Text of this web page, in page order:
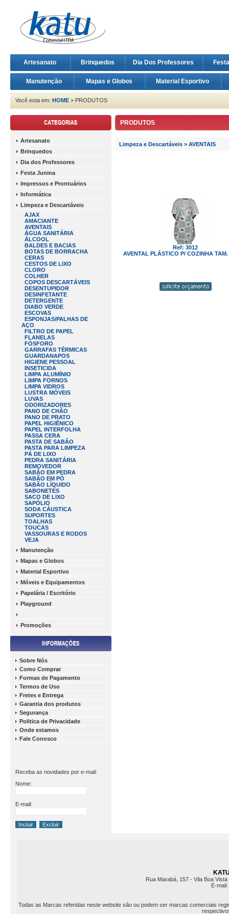
Artesanato Brinquedos Dia Dos Professores
Manutenção Mapas e Globos Material Esportivo
Você esta em: HOME > PRODUTOS
Artesanato
Brinquedos
Dia dos Professores
Festa Junina
Impressos e Prontuários
Informática
Limpeza e Descartáveis
AJAX
AMACIANTE
AVENTAIS
ÁGUA SANITÁRIA
ÁLCOOL
BALDES E BACIAS
BOTAS DE BORRACHA
CERAS
CESTOS DE LIXO
CLORO
COLHER
COPOS DESCARTÁVEIS
DESENTUPIDOR
DESINFETANTE
DETERGENTE
DIABO VERDE
ESCOVAS
ESPONJAS/PALHAS DE
AÇO
FILTRO DE PAPEL
FLANELAS
FÓSFORO
GARRAFAS TÉRMICAS
GUARDANAPOS
HIGIENE PESSOAL
INSETICIDA
LIMPA ALUMÍNIO
LIMPA FORNOS
LIMPA VIDROS
LUSTRA MÓVEIS
LUVAS
ODORIZADORES
PANO DE CHÃO
PANO DE PRATO
PAPEL HIGIÊNICO
PAPEL INTERFOLHA
PASSA CERA
PASTA DE SABÃO
PASTA PARA LIMPEZA
PÁ DE LIXO
PEDRA SANITÁRIA
REMOVEDOR
SABÃO EM PEDRA
SABÃO EM PÓ
SABÃO LÍQUIDO
SABONETES
SACO DE LIXO
SAPÓLIO
SODA CÁUSTICA
SUPORTES
TOALHAS
TOUCAS
VASSOURAS E RODOS
VEJA
Manutenção
Mapas e Globos
Material Esportivo
Móveis e Equipamentos
Papelária / Escritório
Playground
Promoções
Sobre Nós
Como Comprar
Formas de Pagamento
Termos de Uso
Fretes e Entrega
Garantia dos produtos
Segurança
Politica de Privacidade
Onde estamos
Fale Conosco
Receba as novidades por e-mail:
Nome:
E-mail:
PRODUTOS
Limpeza e Descartáveis > AVENTAIS
Ref: 3012
AVENTAL PLÁSTICO P/ COZINHA
Rua Marabá, 157 - Vila Boa
E-mail:
Todas as Marcas referidas neste website são ou podem ser marcas comerciais